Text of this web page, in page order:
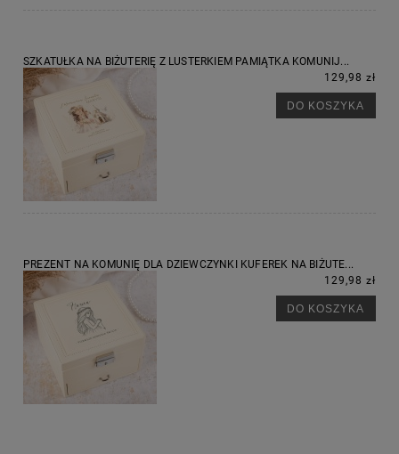
SZKATUŁKA NA BIŻUTERIĘ Z LUSTERKIEM PAMIĄTKA KOMUNIJ...
129,98 zł
DO KOSZYKA
PREZENT NA KOMUNIĘ DLA DZIEWCZYNKI KUFEREK NA BIŻUTE...
129,98 zł
DO KOSZYKA